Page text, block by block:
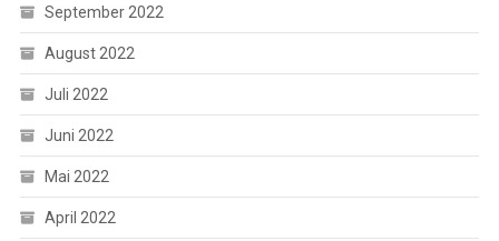
September 2022
August 2022
Juli 2022
Juni 2022
Mai 2022
April 2022